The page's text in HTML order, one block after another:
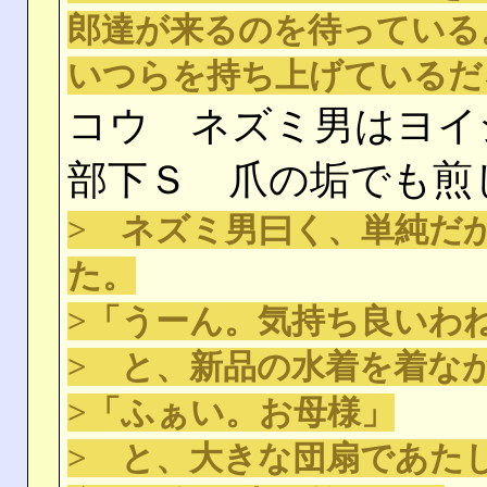
郎達が来るのを待ってい
いつらを持ち上げている
コウ ネズミ男はヨイ
部下Ｓ 爪の垢でも煎
> ネズミ男曰く、単純だ
た。
>「うーん。気持ち良いわ
> と、新品の水着を着な
>「ふぁい。お母様」
> と、大きな団扇であた